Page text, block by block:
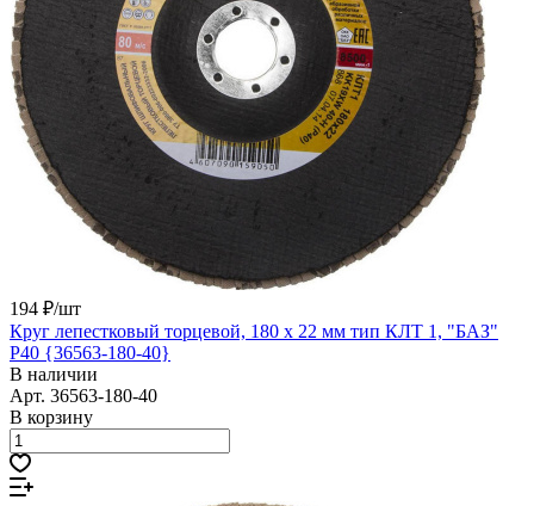
194 ₽/шт
Круг лепестковый торцевой, 180 х 22 мм тип КЛТ 1, "БАЗ"
Р40 {36563-180-40}
В наличии
Арт. 36563-180-40
В корзину